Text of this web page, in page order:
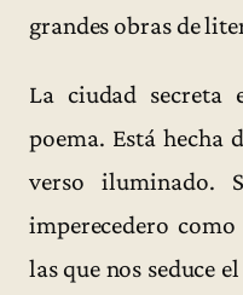
grandes obras de
La ciudad secreta
poema. Está hecha
verso iluminado.
imperecedero
las que nos seduce